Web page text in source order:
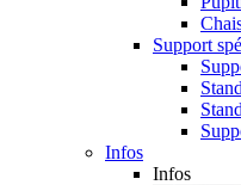
Support
Infos
Infos